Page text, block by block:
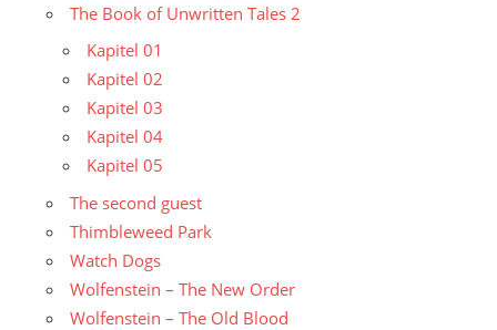
The Book of Unwritten Tales 2
Kapitel 01
Kapitel 02
Kapitel 03
Kapitel 04
Kapitel 05
The second guest
Thimbleweed Park
Watch Dogs
Wolfenstein – The New Order
Wolfenstein – The Old Blood